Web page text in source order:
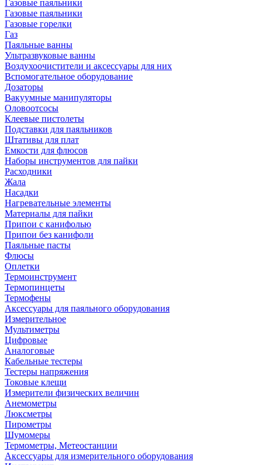
Газовые паяльники
Газовые паяльники
Газовые горелки
Газ
Паяльные ванны
Ультразвуковые ванны
Воздухоочистители и аксессуары для них
Вспомогательное оборудование
Дозаторы
Вакуумные манипуляторы
Оловоотсосы
Клеевые пистолеты
Подставки для паяльников
Штативы для плат
Емкости для флюсов
Наборы инструментов для пайки
Расходники
Жала
Насадки
Нагревательные элементы
Материалы для пайки
Припои с канифолью
Припои без канифоли
Паяльные пасты
Флюсы
Оплетки
Термоинструмент
Термопинцеты
Термофены
Аксессуары для паяльного оборудования
Измерительное
Мультиметры
Цифровые
Аналоговые
Кабельные тестеры
Тестеры напряжения
Токовые клещи
Измерители физических величин
Анемометры
Люксметры
Пирометры
Шумомеры
Термометры, Метеостанции
Аксессуары для измерительного оборудования